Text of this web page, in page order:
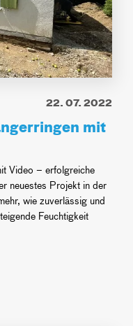
22. 07. 2022
mit
Video – erfolgreiche
neuestes Projekt in der
wie zuverlässig und
Feuchtigkeit